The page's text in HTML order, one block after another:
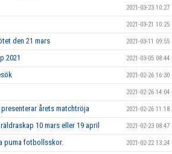
2021-03-23 10:27
2021-03-21 10:25
den 21 mars 2021-03-11 09:55
2021 2021-03-05 08:44
2021-02-26 16:30
2021-02-26 14:04
årets matchtröja 2021-02-26 11:18
10 mars eller 19 april 2021-02-23 08:47
puma fotbollsskor. 2021-02-22 13:24